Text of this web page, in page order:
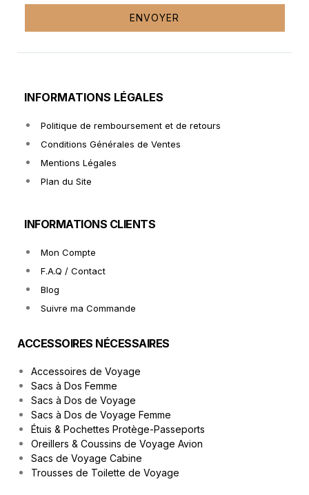
ENVOYER
INFORMATIONS LÉGALES
Politique de remboursement et de retours
Conditions Générales de Ventes
Mentions Légales
Plan du Site
INFORMATIONS CLIENTS
Mon Compte
F.A.Q / Contact
Blog
Suivre ma Commande
ACCESSOIRES NÉCESSAIRES
Accessoires de Voyage
Sacs à Dos Femme
Sacs à Dos de Voyage
Sacs à Dos de Voyage Femme
Étuis & Pochettes Protège-Passeports
Oreillers & Coussins de Voyage Avion
Sacs de Voyage Cabine
Trousses de Toilette de Voyage